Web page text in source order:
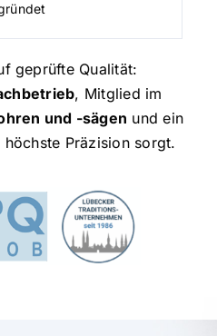
geprüfte Qualität:
, Mitglied im
und -sägen und ein
Präzision sorgt.